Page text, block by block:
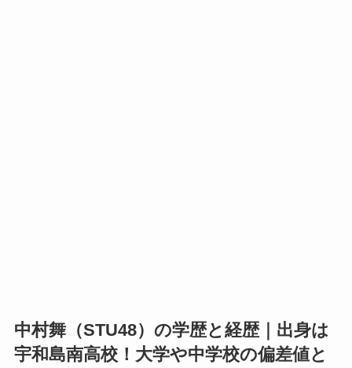
中村舞（STU48）の学歴と経歴｜出身は
宇和島南高校！大学や中学校の偏差値と